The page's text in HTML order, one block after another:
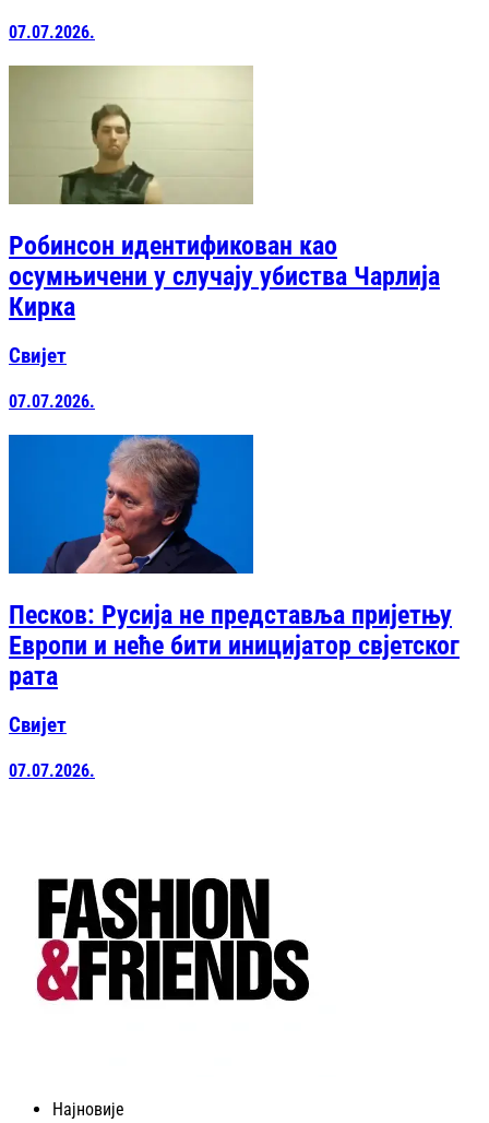
07.07.2026.
Робинсон идентификован као
осумњичени у случају убиства Чарлија
Кирка
Свијет
07.07.2026.
Песков: Русија не представља пријетњу
Европи и неће бити иницијатор свјетског
рата
Свијет
07.07.2026.
Најновије